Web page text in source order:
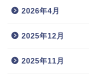
2026年4月
2025年12月
2025年11月